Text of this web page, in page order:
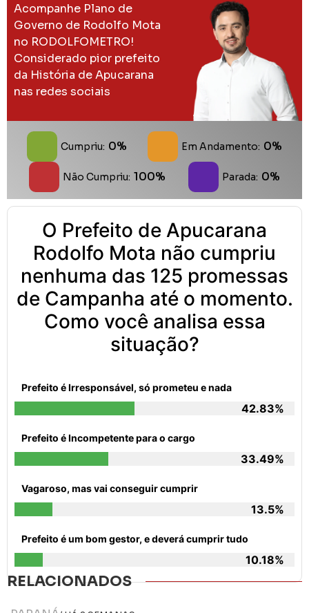
Acompanhe Plano de
Governo de Rodolfo Mota
no RODOLFOMETRO!
Considerado pior prefeito
da História de Apucarana
nas redes sociais
Cumpriu: 0% Em Andamento: 0%
Não Cumpriu: 100% Parada: 0%
O Prefeito de Apucarana
Rodolfo Mota não cumpriu
nenhuma das 125 promessas
de Campanha até o momento.
Como você analisa essa
situação?
Prefeito é Irresponsável, só prometeu e nada
42.83%
Prefeito é Incompetente para o cargo
33.49%
Vagaroso, mas vai conseguir cumprir
13.5%
Prefeito é um bom gestor, e deverá cumprir tudo
10.18%
RELACIONADOS